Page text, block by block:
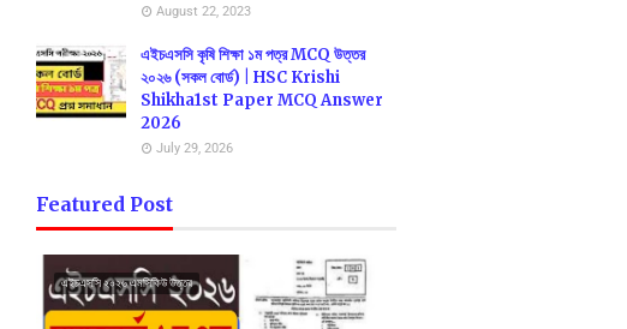
August 22, 2023
এইচএসসি কৃষি শিক্ষা ১ম পত্র MCQ উত্তর
২০২৬ (সকল বোর্ড) | HSC Krishi
Shikha1st Paper MCQ Answer
2026
July 29, 2026
Featured Post
এইচএসসি ২০২৬ এমসিকিউ উত্তর